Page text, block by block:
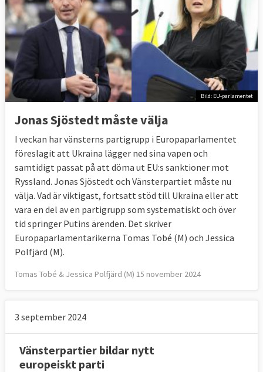
Bild: EU-parlamentet
Jonas Sjöstedt måste välja
I veckan har vänsterns partigrupp i Europaparlamentet
föreslagit att Ukraina lägger ned sina vapen och
samtidigt passat på att döma ut EU:s sanktioner mot
Ryssland. Jonas Sjöstedt och Vänsterpartiet måste nu
välja. Vad är viktigast, fortsatt stöd till Ukraina eller att
vara en del av en partigrupp som systematiskt och över
tid springer Putins ärenden. Det skriver
Europaparlamentarikerna Tomas Tobé (M) och Jessica
Polfjärd (M).
Tomas Tobé & Jessica Polfjärd (M) 15 november 2024
3 september 2024
Vänsterpartier bildar nytt
europeiskt parti